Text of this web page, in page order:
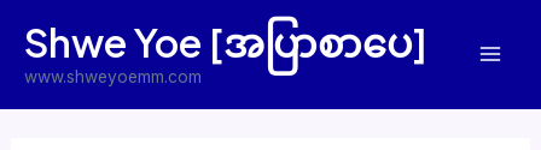
content
Shwe Yoe [အပြာစာပေ]
www.shweyoemm.com